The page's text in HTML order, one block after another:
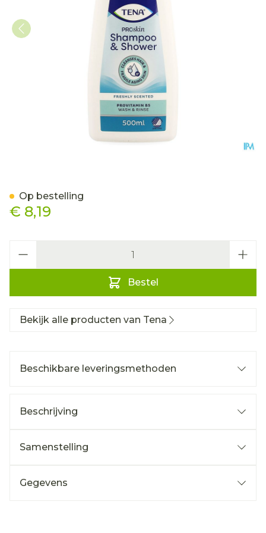
€ 8,19
Bestel
Op bestelling
Bekijk alle producten van Tena
Beschikbare leveringsmethoden
Beschrijving
Samenstelling
Gegevens